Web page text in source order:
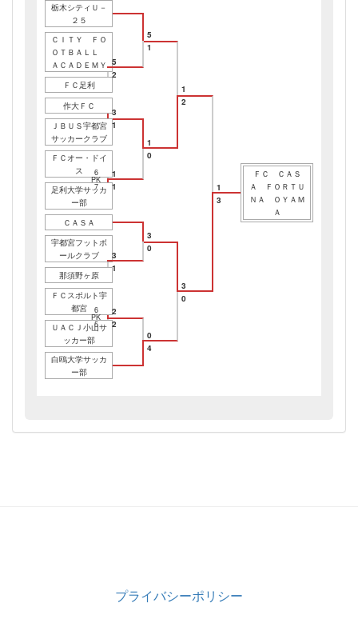
栃木シティＵ－
２５
5
ＣＩＴＹ ＦＯ
ＯＴＢＡＬＬ
ＡＣＡＤＥＭＹ 5
ＦＣ足利
2
1
1
作大ＦＣ
3
ＪＢＵＳ宇都宮
サッカークラブ
1
1
ＦＣオー・ドイ
ス
1
PK
6
足利大学サッカ
ー部
1
7
0
2
1
ＣＡＳＡ
3
宇都宮フットボ
ールクラブ
3
那須野ヶ原
1
0
3
ＦＣスポルト宇
都宮
2
PK
6
ＵＡＣＪ小山サ
ッカー部
2
5
0
白鴎大学サッカ
ー部
4
0
3
ＦＣ ＣＡＳ
Ａ ＦＯＲＴＵ
ＮＡ ＯＹＡＭ
Ａ
プライバシーポリシー